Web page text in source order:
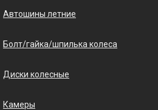
Автошины летние
Болт/гайка/шпилька колеса
Диски колесные
Камеры